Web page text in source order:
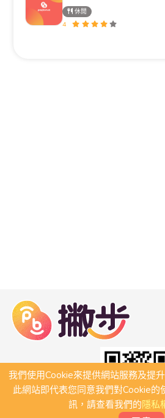
休閒
4
我們使用Cookie來提供網站服務及提
此網站即代表您同意我們對Cookie
訊，請查看我們的隱私